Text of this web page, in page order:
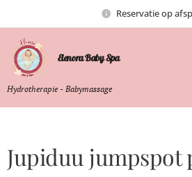
Reservatie op
Elenora Baby Spa
Hydrotherapie - Babymassage
Jupiduu jumpspot